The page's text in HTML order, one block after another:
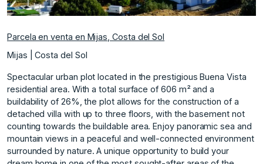
Parcela en venta en Mijas, Costa del Sol
Mijas | Costa del Sol
Spectacular urban plot located in the prestigious Buena Vista
residential area. With a total surface of 606 m² and a
buildability of 26%, the plot allows for the construction of a
detached villa with up to three floors, with the basement not
counting towards the buildable area. Enjoy panoramic sea and
mountain views ‌in ‌a ‌peaceful ‌and ‌well-connected environment
surrounded ‌by ‌nature. A unique ‌opportunity ‌to ‌build ‌your